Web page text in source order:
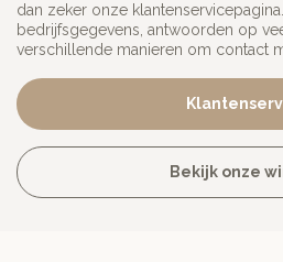
dan zeker onze
bedrijfsgegevens, antwoorden op
verschillende manieren om contact
Bekijk onze